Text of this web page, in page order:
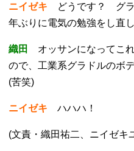
ニイゼキ どうです？ グラ
年ぶりに電気の勉強をし
織田
オッサンになってこ
ので、工業系グラドルのボ
(苦笑)
ニイゼキ ハハハ！
(文責・織田祐二、ニイゼキ